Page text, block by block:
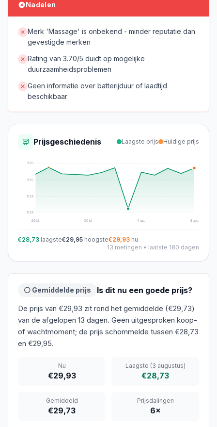
Nadelen
Merk 'Massage' is onbekend - minder reputatie dan
gevestigde merken
Rating van 3.70/5 duidt op mogelijke
duurzaamheidsproblemen
Geen informatie over batterijduur of laadtijd
beschikbaar
Prijsgeschiedenis Laagste prijs Huidige prijs
€ 29
€ 29
€30
€30
26 jul. 30 jul. 4 aug. 8 aug.
€28,73 laagste€29,95 hoogste€29,93 nu
13 metingen • laatste 180 dagen
⚪ Gemiddelde prijs Is dit nu een goede prijs?
De prijs van €29,93 zit rond het gemiddelde (€29,73)
van de afgelopen 13 dagen. Geen uitgesproken koop-
of wachtmoment; de prijs schommelde tussen €28,73
en €29,95.
Nu
€29,93
Laagste (3 augustus)
€28,73
Gemiddeld
€29,73
Prijsdalingen
6×